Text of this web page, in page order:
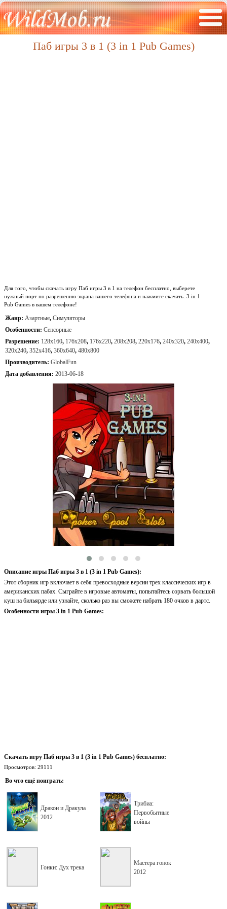
Паб игры 3 в 1 (3 in 1 Pub Games)
Для того, чтобы скачать игру Паб игры 3 в 1 на телефон бесплатно, выберете
нужный порт по разрешению экрана вашего телефона и нажмите скачать. 3 in 1
Pub Games в вашем телефоне!
Жанр: Азартные, Симуляторы
Особенности: Сенсорные
Разрешение: 128x160, 176x208, 176x220, 208x208, 220x176, 240x320, 240x400,
320x240, 352x416, 360x640, 480x800
Производитель: GlobalFun
Дата добавления: 2013-06-18
Описание игры Паб игры 3 в 1 (3 in 1 Pub Games):
Этот сборник игр включает в себя превосходные версии трех классических игр в
американских пабах. Сыграйте в игровые автоматы, попытайтесь сорвать большой
куш на бильярде или узнайте, сколько раз вы сможете набрать 180 очков в дартс.
Особенности игры 3 in 1 Pub Games:
Скачать игру Паб игры 3 в 1 (3 in 1 Pub Games) бесплатно:
Просмотров: 29111
Во что ещё поиграть:
Дракон и Дракула
2012
Трибиа:
Первобытные
войны
Гонки: Дух трека
Мастера гонок
2012